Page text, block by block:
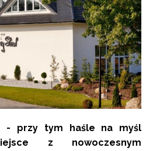
- przy tym haśle na myśl
z nowoczesnym